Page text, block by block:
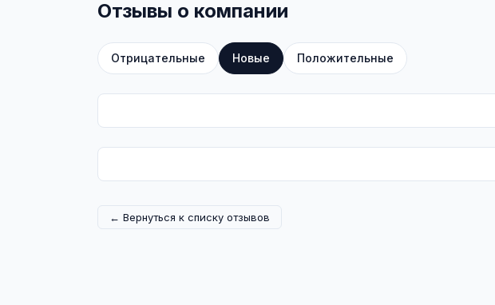
Отзывы о компании
Отрицательные Новые Положительные
← Вернуться к списку отзывов